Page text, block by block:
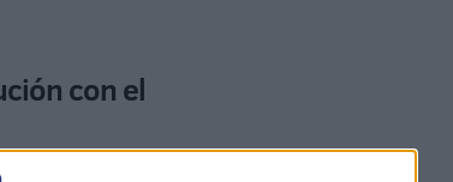
con el